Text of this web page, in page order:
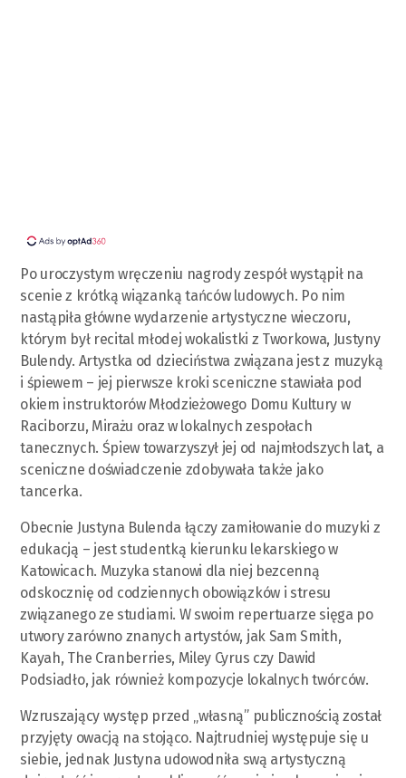
Po uroczystym wręczeniu nagrody zespół wystąpił na
scenie z krótką wiązanką tańców ludowych. Po nim
nastąpiła główne wydarzenie artystyczne wieczoru,
którym był recital młodej wokalistki z Tworkowa, Justyny
Bulendy. Artystka od dzieciństwa związana jest z muzyką
i śpiewem – jej pierwsze kroki sceniczne stawiała pod
okiem instruktorów Młodzieżowego Domu Kultury w
Raciborzu, Mirażu oraz w lokalnych zespołach
tanecznych. Śpiew towarzyszył jej od najmłodszych lat, a
sceniczne doświadczenie zdobywała także jako
tancerka.
Obecnie Justyna Bulenda łączy zamiłowanie do muzyki z
edukacją – jest studentką kierunku lekarskiego w
Katowicach. Muzyka stanowi dla niej bezcenną
odskocznię od codziennych obowiązków i stresu
związanego ze studiami. W swoim repertuarze sięga po
utwory zarówno znanych artystów, jak Sam Smith,
Kayah, The Cranberries, Miley Cyrus czy Dawid
Podsiadło, jak również kompozycje lokalnych twórców.
Wzruszający występ przed „własną” publicznością został
przyjęty owacją na stojąco. Najtrudniej występuje się u
siebie, jednak Justyna udowodniła swą artystyczną